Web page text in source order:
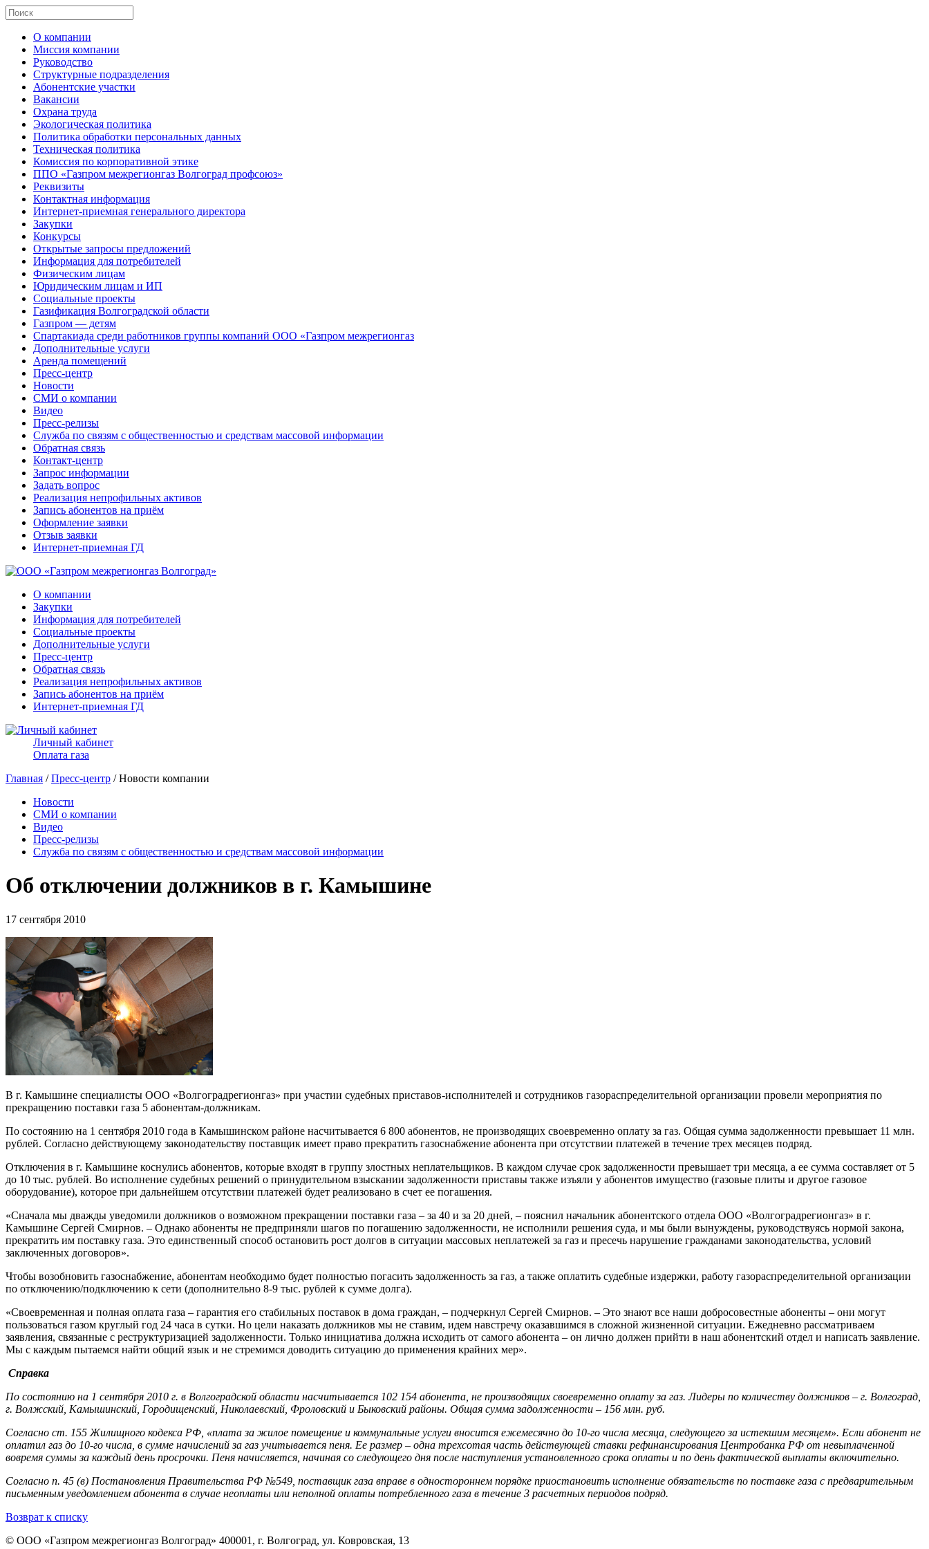
О компании
Миссия компании
Руководство
Структурные подразделения
Абонентские участки
Вакансии
Охрана труда
Экологическая политика
Политика обработки персональных данных
Техническая политика
Комиссия по корпоративной этике
ППО «Газпром межрегионгаз Волгоград профсоюз»
Реквизиты
Контактная информация
Интернет-приемная генерального директора
Закупки
Конкурсы
Открытые запросы предложений
Информация для потребителей
Физическим лицам
Юридическим лицам и ИП
Социальные проекты
Газификация Волгоградской области
Газпром — детям
Спартакиада среди работников группы компаний ООО «Газпром межрегионгаз
Дополнительные услуги
Аренда помещений
Пресс-центр
Новости
СМИ о компании
Видео
Пресс-релизы
Служба по связям с общественностью и средствам массовой информации
Обратная связь
Контакт-центр
Запрос информации
Задать вопрос
Реализация непрофильных активов
Запись абонентов на приём
Оформление заявки
Отзыв заявки
Интернет-приемная ГД
О компании
Закупки
Информация для потребителей
Социальные проекты
Дополнительные услуги
Пресс-центр
Обратная связь
Реализация непрофильных активов
Запись абонентов на приём
Интернет-приемная ГД
Личный кабинет
Оплата газа
Главная /Пресс-центр / Новости компании
Новости
СМИ о компании
Видео
Пресс-релизы
Служба по связям с общественностью и средствам массовой информации
Об отключении должников в г. Камышине
17 сентября 2010
В г. Камышине специалисты ООО «Волгоградрегионгаз» при участии судебных приставов-исполнителей и сотрудников газораспределительной организации провели мероприятия по
прекращению поставки газа 5 абонентам-должникам.
По состоянию на 1 сентября 2010 года в Камышинском районе насчитывается 6 800 абонентов, не производящих своевременно оплату за газ. Общая сумма задолженности превышает 11 млн.
рублей. Согласно действующему законодательству поставщик имеет право прекратить газоснабжение абонента при отсутствии платежей в течение трех месяцев подряд.
Отключения в г. Камышине коснулись абонентов, которые входят в группу злостных неплательщиков. В каждом случае срок задолженности превышает три месяца, а ее сумма составляет от 5
до 10 тыс. рублей. Во исполнение судебных решений о принудительном взыскании задолженности приставы также изъяли у абонентов имущество (газовые плиты и другое газовое
оборудование), которое при дальнейшем отсутствии платежей будет реализовано в счет ее погашения.
«Сначала мы дважды уведомили должников о возможном прекращении поставки газа – за 40 и за 20 дней, – пояснил начальник абонентского отдела ООО «Волгоградрегионгаз» в г.
Камышине Сергей Смирнов. – Однако абоненты не предприняли шагов по погашению задолженности, не исполнили решения суда, и мы были вынуждены, руководствуясь нормой закона,
прекратить им поставку газа. Это единственный способ остановить рост долгов в ситуации массовых неплатежей за газ и пресечь нарушение гражданами законодательства, условий
заключенных договоров».
Чтобы возобновить газоснабжение, абонентам необходимо будет полностью погасить задолженность за газ, а также оплатить судебные издержки, работу газораспределительной организации
по отключению/подключению к сети (дополнительно 8-9 тыс. рублей к сумме долга).
«Своевременная и полная оплата газа – гарантия его стабильных поставок в дома граждан, – подчеркнул Сергей Смирнов. – Это знают все наши добросовестные абоненты – они могут
пользоваться газом круглый год 24 часа в сутки. Но цели наказать должников мы не ставим, идем навстречу оказавшимся в сложной жизненной ситуации. Ежедневно рассматриваем
заявления, связанные с реструктуризацией задолженности. Только инициатива должна исходить от самого абонента – он лично должен прийти в наш абонентский отдел и написать заявление.
Мы с каждым пытаемся найти общий язык и не стремимся доводить ситуацию до применения крайних мер».
Справка
По состоянию на 1 сентября 2010 г. в Волгоградской области насчитывается 102 154 абонента, не производящих своевременно оплату за газ. Лидеры по количеству должников – г. Волгоград,
г. Волжский, Камышинский, Городищенский, Николаевский, Фроловский и Быковский районы. Общая сумма задолженности – 156 млн. руб.
Согласно ст. 155 Жилищного кодекса РФ, «плата за жилое помещение и коммунальные услуги вносится ежемесячно до 10-го числа месяца, следующего за истекшим месяцем». Если абонент не
оплатил газ до 10-го числа, в сумме начислений за газ учитывается пеня. Ее размер – одна трехсотая часть действующей ставки рефинансирования Центробанка РФ от невыплаченной
вовремя суммы за каждый день просрочки. Пеня начисляется, начиная со следующего дня после наступления установленного срока оплаты и по день фактической выплаты включительно.
Согласно п. 45 (в) Постановления Правительства РФ №549, поставщик газа вправе в одностороннем порядке приостановить исполнение обязательств по поставке газа с предварительным
письменным уведомлением абонента в случае неоплаты или неполной оплаты потребленного газа в течение 3 расчетных периодов подряд.
Возврат к списку
© ООО «Газпром межрегионгаз Волгоград» 400001, г. Волгоград, ул. Ковровская, 13